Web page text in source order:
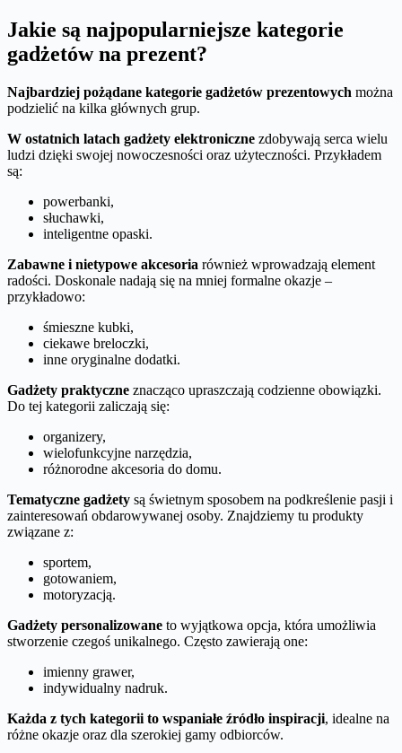
Jakie są najpopularniejsze kategorie
gadżetów na prezent?
Najbardziej pożądane kategorie gadżetów prezentowych można
podzielić na kilka głównych grup.
W ostatnich latach gadżety elektroniczne zdobywają serca wielu
ludzi dzięki swojej nowoczesności oraz użyteczności. Przykładem
są:
powerbanki,
słuchawki,
inteligentne opaski.
Zabawne i nietypowe akcesoria również wprowadzają element
radości. Doskonale nadają się na mniej formalne okazje –
przykładowo:
śmieszne kubki,
ciekawe breloczki,
inne oryginalne dodatki.
Gadżety praktyczne znacząco upraszczają codzienne obowiązki.
Do tej kategorii zaliczają się:
organizery,
wielofunkcyjne narzędzia,
różnorodne akcesoria do domu.
Tematyczne gadżety są świetnym sposobem na podkreślenie pasji i
zainteresowań obdarowywanej osoby. Znajdziemy tu produkty
związane z:
sportem,
gotowaniem,
motoryzacją.
Gadżety personalizowane to wyjątkowa opcja, która umożliwia
stworzenie czegoś unikalnego. Często zawierają one:
imienny grawer,
indywidualny nadruk.
Każda z tych kategorii to wspaniałe źródło inspiracji, idealne na
różne okazje oraz dla szerokiej gamy odbiorców.